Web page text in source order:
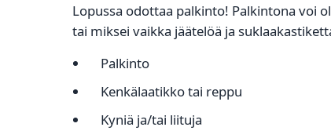
Lopussa odottaa palkinto! Palkintona voi
tai miksei vaikka jäätelöä ja
Palkinto
Kenkälaatikko tai reppu
Kyniä ja/tai liituja